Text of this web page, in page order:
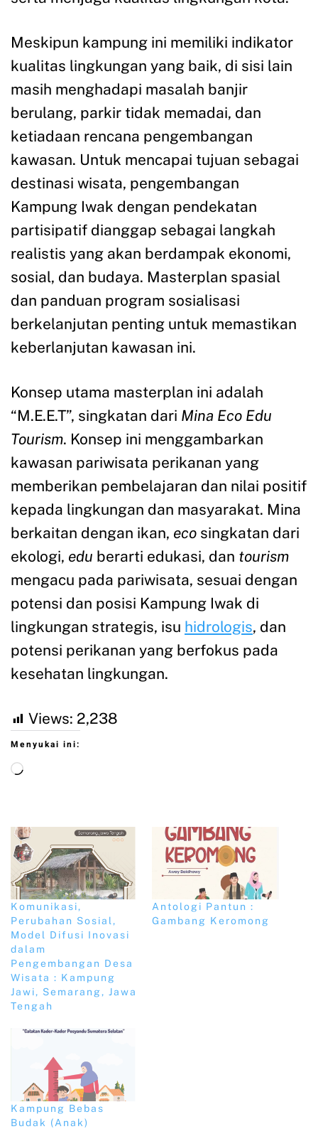
Meskipun kampung ini memiliki indikator
kualitas lingkungan yang baik, di sisi lain
masih menghadapi masalah banjir
berulang, parkir tidak memadai, dan
ketiadaan rencana pengembangan
kawasan. Untuk mencapai tujuan sebagai
destinasi wisata, pengembangan
Kampung Iwak dengan pendekatan
partisipatif dianggap sebagai langkah
realistis yang akan berdampak ekonomi,
sosial, dan budaya. Masterplan spasial
dan panduan program sosialisasi
berkelanjutan penting untuk memastikan
keberlanjutan kawasan ini.
Konsep utama masterplan ini adalah
“M.E.E.T”, singkatan dari Mina Eco Edu
Tourism. Konsep ini menggambarkan
kawasan pariwisata perikanan yang
memberikan pembelajaran dan nilai positif
kepada lingkungan dan masyarakat. Mina
berkaitan dengan ikan, eco singkatan dari
ekologi, edu berarti edukasi, dan tourism
mengacu pada pariwisata, sesuai dengan
potensi dan posisi Kampung Iwak di
lingkungan strategis, isu hidrologis, dan
potensi perikanan yang berfokus pada
kesehatan lingkungan.
Views: 2,238
Menyukai ini:
Komunikasi,
Perubahan Sosial,
Model Difusi Inovasi
dalam
Pengembangan Desa
Wisata : Kampung
Jawi, Semarang, Jawa
Tengah
Antologi Pantun :
Gambang Keromong
Kampung Bebas
Budak (Anak)